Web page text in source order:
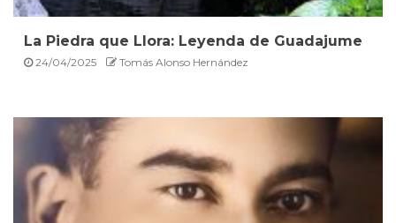
La Piedra que Llora: Leyenda de Guadajume
24/04/2025 Tomás Alonso Hernández